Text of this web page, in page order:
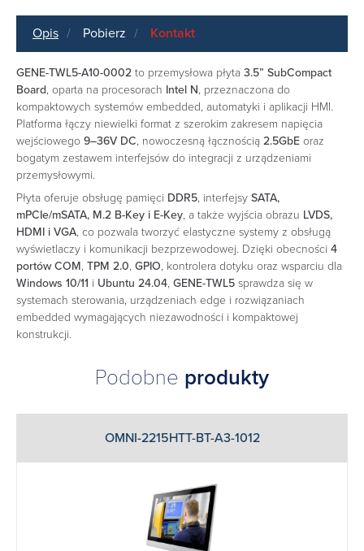
Opis Pobierz Kontakt
GENE-TWL5-A10-0002 to przemysłowa płyta 3.5” SubCompact
Board, oparta na procesorach Intel N, przeznaczona do
kompaktowych systemów embedded, automatyki i aplikacji HMI.
Platforma łączy niewielki format z szerokim zakresem napięcia
wejściowego 9–36V DC, nowoczesną łącznością 2.5GbE oraz
bogatym zestawem interfejsów do integracji z urządzeniami
przemysłowymi.
Płyta oferuje obsługę pamięci DDR5, interfejsy SATA,
mPCIe/mSATA, M.2 B-Key i E-Key, a także wyjścia obrazu LVDS,
HDMI i VGA, co pozwala tworzyć elastyczne systemy z obsługą
wyświetlaczy i komunikacji bezprzewodowej. Dzięki obecności 4
portów COM, TPM 2.0, GPIO, kontrolera dotyku oraz wsparciu dla
Windows 10/11 i Ubuntu 24.04, GENE-TWL5 sprawdza się w
systemach sterowania, urządzeniach edge i rozwiązaniach
embedded wymagających niezawodności i kompaktowej
konstrukcji.
Podobne produkty
OMNI-2215HTT-BT-A3-1012